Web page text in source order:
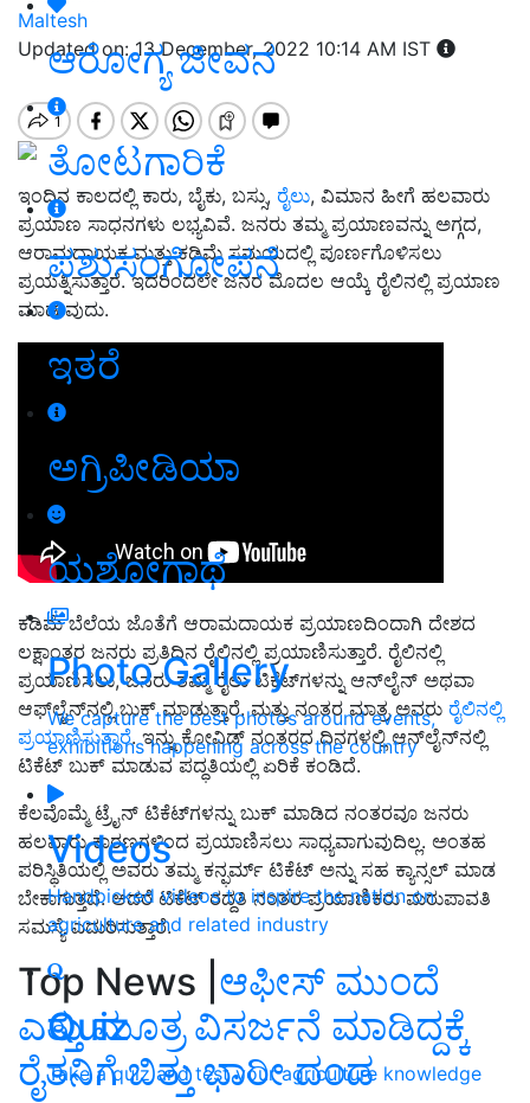
ಆರೋಗ್ಯ ಜೀವನ
ತೋಟಗಾರಿಕೆ
ಪಶುಸಂಗೋಪನೆ
ಇತರೆ
ಅಗ್ರಿಪೀಡಿಯಾ
ಯಶೋಗಾಥೆ
Photo Gallery
We capture the best photos around events,
exhibitions happening across the country
Videos
Handpicked videos to inspire the nation on
agriculture and related industry
Quiz
Take a quiz and test your agriculture knowledge
Maltesh
Updated on: 13 December, 2022 10:14 AM IST
ಇಂದಿನ ಕಾಲದಲ್ಲಿ ಕಾರು, ಬೈಕು, ಬಸ್ಸು, ರೈಲು, ವಿಮಾನ ಹೀಗೆ ಹಲವಾರು
ಪ್ರಯಾಣ ಸಾಧನಗಳು ಲಭ್ಯವಿವೆ. ಜನರು ತಮ್ಮ ಪ್ರಯಾಣವನ್ನು ಅಗ್ಗದ,
ಆರಾಮದಾಯಕ ಮತ್ತು ಕಡಿಮೆ ಸಮಯದಲ್ಲಿ ಪೂರ್ಣಗೊಳಿಸಲು
ಪ್ರಯತ್ನಿಸುತ್ತಾರೆ. ಇದರಿಂದಲೇ ಜನರ ಮೊದಲ ಆಯ್ಕೆ ರೈಲಿನಲ್ಲಿ ಪ್ರಯಾಣ
ಮಾಡುವುದು.
ಕಡಿಮೆ ಬೆಲೆಯ ಜೊತೆಗೆ ಆರಾಮದಾಯಕ ಪ್ರಯಾಣದಿಂದಾಗಿ ದೇಶದ
ಲಕ್ಷಾಂತರ ಜನರು ಪ್ರತಿದಿನ ರೈಲಿನಲ್ಲಿ ಪ್ರಯಾಣಿಸುತ್ತಾರೆ. ರೈಲಿನಲ್ಲಿ
ಪ್ರಯಾಣಿಸಲು, ಜನರು ತಮ್ಮ ರೈಲು ಟಿಕೆಟ್‌ಗಳನ್ನು ಆನ್‌ಲೈನ್ ಅಥವಾ
ಆಫ್‌ಲೈನ್‌ನಲ್ಲಿ ಬುಕ್ ಮಾಡುತ್ತಾರೆ. ಮತ್ತು ನಂತರ ಮಾತ್ರ ಅವರು ರೈಲಿನಲ್ಲಿ
ಪ್ರಯಾಣಿಸುತ್ತಾರೆ. ಇನ್ನು ಕೋವಿಡ್‌ ನಂತರದ ದಿನಗಳಲ್ಲಿ ಆನ್‌ಲೈನ್‌ನಲ್ಲಿ
ಟಿಕೆಟ್‌ ಬುಕ್‌ ಮಾಡುವ ಪದ್ಧತಿಯಲ್ಲಿ ಏರಿಕೆ ಕಂಡಿದೆ.
ಕೆಲವೊಮ್ಮೆ ಟ್ರೈನ್‌ ಟಿಕೆಟ್‌ಗಳನ್ನು ಬುಕ್ ಮಾಡಿದ ನಂತರವೂ ಜನರು
ಹಲವಾರು ಕಾರಣಗಳಿಂದ ಪ್ರಯಾಣಿಸಲು ಸಾಧ್ಯವಾಗುವುದಿಲ್ಲ. ಅಂತಹ
ಪರಿಸ್ಥಿತಿಯಲ್ಲಿ ಅವರು ತಮ್ಮ ಕನ್ಫರ್ಮ್ ಟಿಕೆಟ್ ಅನ್ನು ಸಹ ಕ್ಯಾನ್ಸಲ್‌ ಮಾಡ
ಬೇಕಾಗುತ್ತದೆ. ಆದರೆ ಟಿಕೆಟ್ ರದ್ದತಿ ನಂತರ ಪ್ರಯಾಣಿಕರು ಮರುಪಾವತಿ
ಸಮಸ್ಯೆ ಎದುರಿಸುತ್ತಾರೆ.
Top News | ಆಫೀಸ್‌ ಮುಂದೆ
ಎತ್ತು ಮೂತ್ರ ವಿಸರ್ಜನೆ ಮಾಡಿದ್ದಕ್ಕೆ
‌ರೈತನಿಗೆ ಬಿತ್ತು ಭಾರೀ ದಂಡ